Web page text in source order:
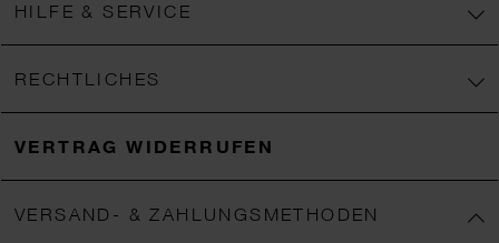
HILFE & SERVICE
RECHTLICHES
VERTRAG WIDERRUFEN
VERSAND- & ZAHLUNGSMETHODEN